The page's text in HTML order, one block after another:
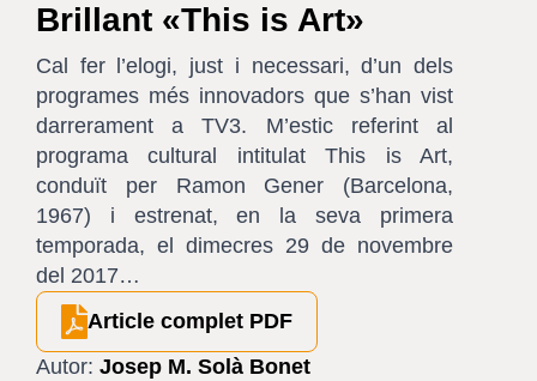
Brillant «This is Art»
Cal fer l’elogi, just i necessari, d’un dels
programes més innovadors que s’han vist
darrerament a TV3. M’estic referint al
programa cultural intitulat This is Art,
conduït per Ramon Gener (Barcelona,
1967) i estrenat, en la seva primera
temporada, el dimecres 29 de novembre
del 2017…
Article complet PDF
Autor: Josep M. Solà Bonet